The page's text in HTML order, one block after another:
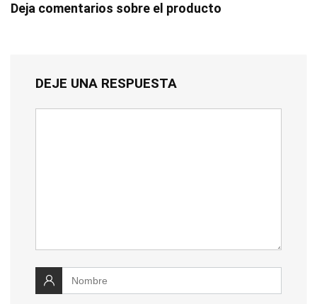
Deja comentarios sobre el producto
DEJE UNA RESPUESTA